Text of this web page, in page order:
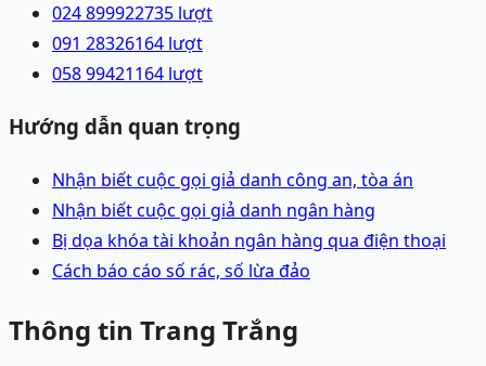
024 899922735 lượt
091 28326164 lượt
058 99421164 lượt
Hướng dẫn quan trọng
Nhận biết cuộc gọi giả danh công an, tòa án
Nhận biết cuộc gọi giả danh ngân hàng
Bị dọa khóa tài khoản ngân hàng qua điện thoại
Cách báo cáo số rác, số lừa đảo
Thông tin Trang Trắng